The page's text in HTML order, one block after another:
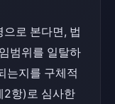
로 본다면, 법
범위를 일탈하
는지를 구체적
2항)로 심사한